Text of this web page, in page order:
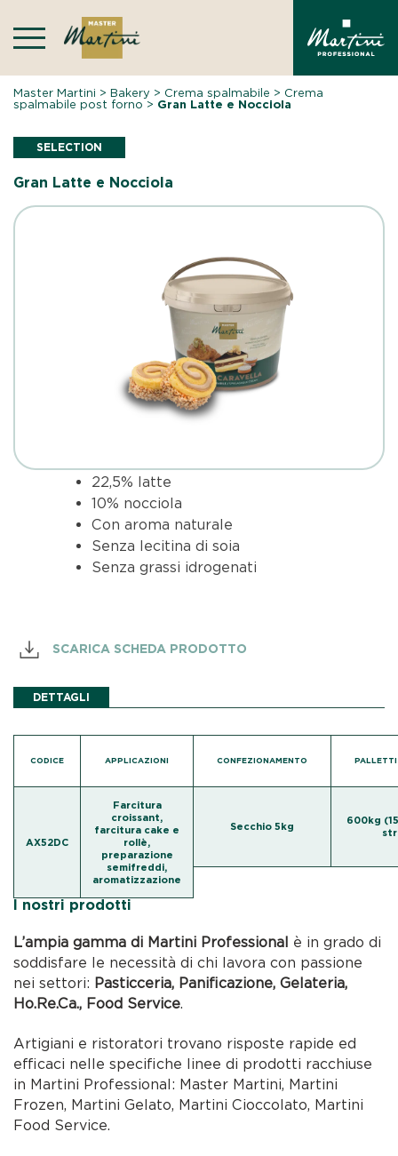
content
Master Martini >Bakery > Crema spalmabile > Crema
spalmabile post forno > Gran Latte e Nocciola
SELECTION
Gran Latte e Nocciola
22,5% latte
10% nocciola
Con aroma naturale
Senza lecitina di soia
Senza grassi idrogenati
SCARICA SCHEDA PRODOTTO
DETTAGLI
CODICE APPLICAZIONI
AX52DC
Farcitura
croissant,
farcitura cake e
rollè,
preparazione
semifreddi,
aromatizzazione
CONFEZIONAMENTO
Secchio 5kg
600kg
I nostri prodotti
L’ampia gamma di Martini Professional è in grado di
soddisfare le necessità di chi lavora con passione
nei settori: Pasticceria, Panificazione, Gelateria,
Ho.Re.Ca., Food Service.
Artigiani e ristoratori trovano risposte rapide ed
efficaci nelle specifiche linee di prodotti racchiuse
in Martini Professional: Master Martini, Martini
Frozen, Martini Gelato, Martini Cioccolato, Martini
Food Service.